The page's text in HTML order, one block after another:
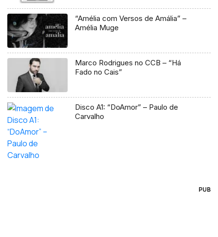
“Amélia com Versos de Amália” –
Amélia Muge
Marco Rodrigues no CCB – “Há
Fado no Cais”
Disco A1: “DoAmor” – Paulo de
Carvalho
PUB